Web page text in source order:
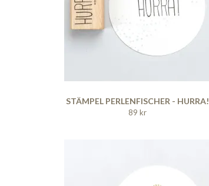
STÄMPEL PERLENFISCHER - HURRA!
89 kr